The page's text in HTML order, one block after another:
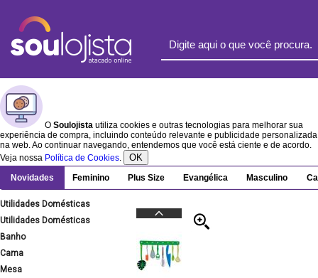
O Soulojista utiliza cookies e outras tecnologias para melhorar sua
experiência de compra, incluindo conteúdo relevante e publicidade personalizada
na web. Ao continuar navegando, entendemos que você está ciente e de acordo.
Veja nossa Política de Cookies. OK
Novidades Feminino Plus Size Evangélica Masculino
Utilidades Domésticas
Utilidades Domésticas
Banho
Cama
Mesa